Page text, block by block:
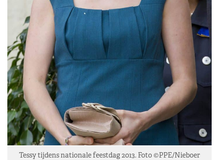
Tessy tijdens nationale feestdag 2013. Foto ©PPE/Nieboer